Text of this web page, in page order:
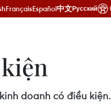
FrançaisEspañol中文Русский
doanh có điều kiện.